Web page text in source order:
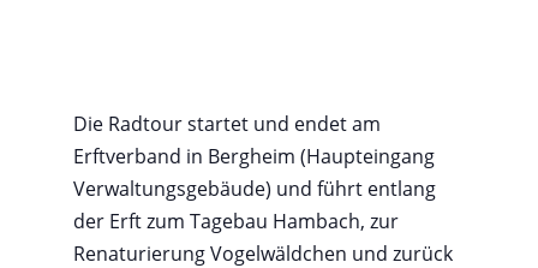
Die Radtour startet und endet am
Erftverband in Bergheim (Haupteingang
Verwaltungsgebäude) und führt entlang
der Erft zum Tagebau Hambach, zur
Renaturierung Vogelwäldchen und zurück